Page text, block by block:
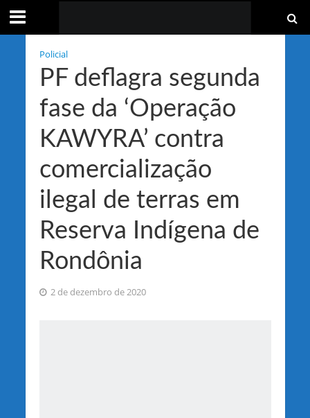
Policial
PF deflagra segunda
fase da ‘Operação
KAWYRA’ contra
comercialização
ilegal de terras em
Reserva Indígena de
Rondônia
2 de dezembro de 2020